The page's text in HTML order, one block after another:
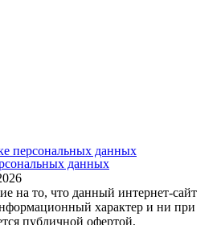
персональных данных
данных
на то, что данный интернет-сайт
характер и ни при
публичной офертой,